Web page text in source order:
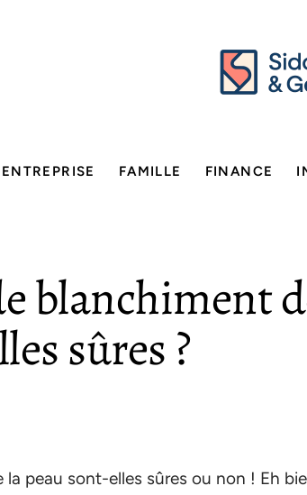
ENTREPRISE FAMILLE FINANCE
blanchiment
sûres ?
peau sont-elles sûres ou non ! Eh